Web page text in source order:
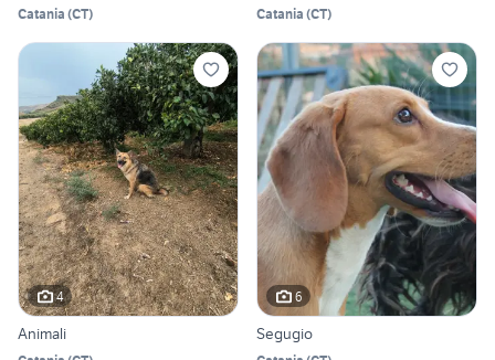
Catania (CT) Catania (CT)
4
Animali
6
Segugio